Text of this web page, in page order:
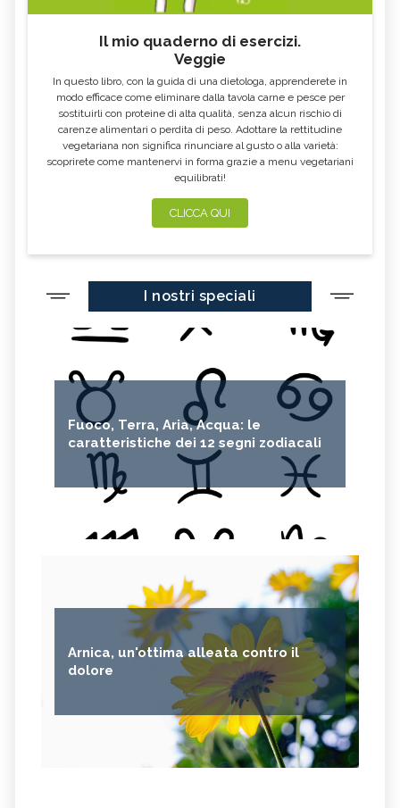
Il mio quaderno di esercizi.
Veggie
In questo libro, con la guida di una dietologa, apprenderete in
modo efficace come eliminare dalla tavola carne e pesce per
sostituirli con proteine di alta qualità, senza alcun rischio di
carenze alimentari o perdita di peso. Adottare la rettitudine
vegetariana non significa rinunciare al gusto o alla varietà:
scoprirete come mantenervi in forma grazie a menu vegetariani
equilibrati!
CLICCA QUI
I nostri speciali
Fuoco, Terra, Aria, Acqua: le
caratteristiche dei 12 segni zodiacali
Arnica, un'ottima alleata contro il
dolore